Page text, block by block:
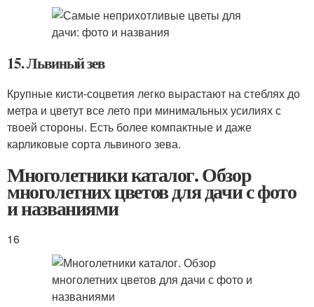
15. Львиный зев
Крупные кисти-соцветия легко вырастают на стеблях до
метра и цветут все лето при минимальных усилиях с
твоей стороны. Есть более компактные и даже
карликовые сорта львиного зева.
Многолетники каталог. Обзор
многолетних цветов для дачи с фото
и названиями
16